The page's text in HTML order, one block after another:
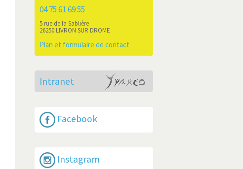
04 75 61 69 55
5 rue de la Sablière
26250 LIVRON SUR DROME
Plan et formulaire de contact
Intranet
Facebook
Instagram